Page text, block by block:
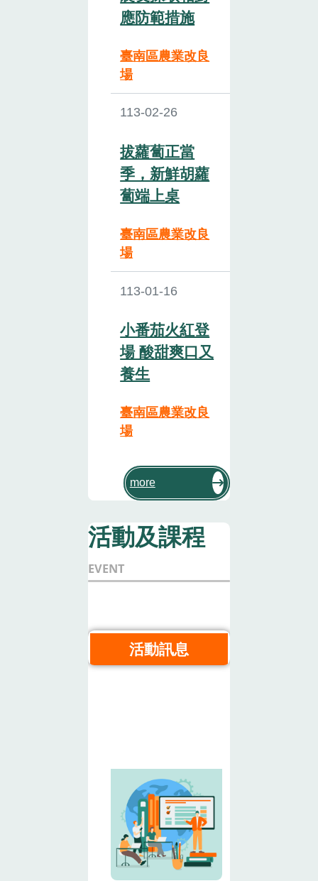
應防範措施
臺南區農業改良
場
113-02-26
拔蘿蔔正當
季，新鮮胡蘿
蔔端上桌
臺南區農業改良
場
113-01-16
小番茄火紅登
場 酸甜爽口又
養生
臺南區農業改良
場
more
活動及課程
EVENT
活動訊息